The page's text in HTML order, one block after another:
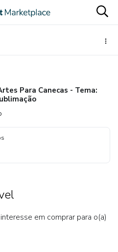
Para Canecas - Tema:
em comprar para o(a)